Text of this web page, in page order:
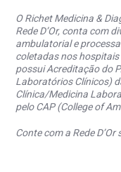
O Richet Medicina &
Rede D’Or, conta com
ambulatorial e
coletadas nos hospitais
possui Acreditação do
Laboratórios Clínicos)
Clínica/Medicina
pelo CAP (College of
Conte com a Rede